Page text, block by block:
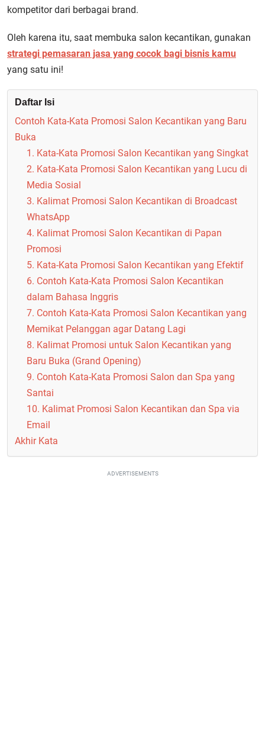
kompetitor dari berbagai brand.
Oleh karena itu, saat membuka salon kecantikan, gunakan
strategi pemasaran jasa yang cocok bagi bisnis kamu
yang satu ini!
Daftar Isi
Contoh Kata-Kata Promosi Salon Kecantikan yang Baru
Buka
1. Kata-Kata Promosi Salon Kecantikan yang Singkat
2. Kata-Kata Promosi Salon Kecantikan yang Lucu di
Media Sosial
3. Kalimat Promosi Salon Kecantikan di Broadcast
WhatsApp
4. Kalimat Promosi Salon Kecantikan di Papan
Promosi
5. Kata-Kata Promosi Salon Kecantikan yang Efektif
6. Contoh Kata-Kata Promosi Salon Kecantikan
dalam Bahasa Inggris
7. Contoh Kata-Kata Promosi Salon Kecantikan yang
Memikat Pelanggan agar Datang Lagi
8. Kalimat Promosi untuk Salon Kecantikan yang
Baru Buka (Grand Opening)
9. Contoh Kata-Kata Promosi Salon dan Spa yang
Santai
10. Kalimat Promosi Salon Kecantikan dan Spa via
Email
Akhir Kata
ADVERTISEMENTS